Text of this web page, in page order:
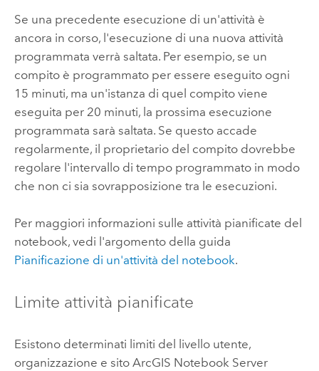
Se una precedente esecuzione di un'attività è
ancora in corso, l'esecuzione di una nuova attività
programmata verrà saltata. Per esempio, se un
compito è programmato per essere eseguito ogni
15 minuti, ma un'istanza di quel compito viene
eseguita per 20 minuti, la prossima esecuzione
programmata sarà saltata. Se questo accade
regolarmente, il proprietario del compito dovrebbe
regolare l'intervallo di tempo programmato in modo
che non ci sia sovrapposizione tra le esecuzioni.
Per maggiori informazioni sulle attività pianificate del
notebook, vedi l'argomento della guida
Pianificazione di un'attività del notebook.
Limite attività pianificate
Esistono determinati limiti del livello utente,
organizzazione e sito ArcGIS Notebook Server